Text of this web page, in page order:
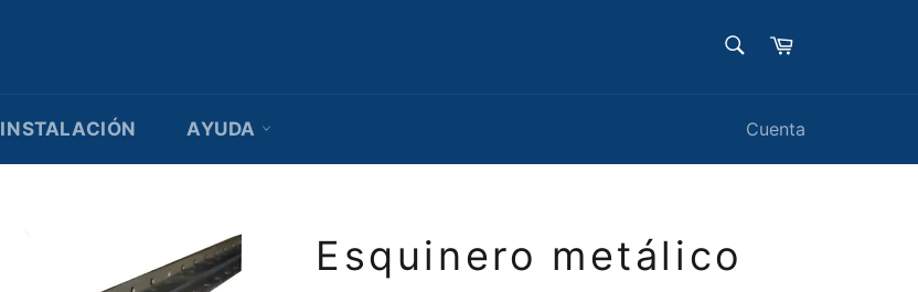
Carrito
INSTALACIÓN AYUDA Cuenta
Esquinero metálico